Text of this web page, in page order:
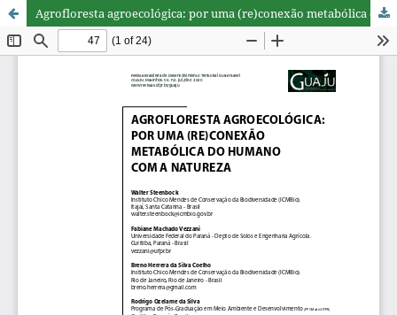
Agrofloresta agroecológica: por uma (re)conexão metabólica do humano com a natureza